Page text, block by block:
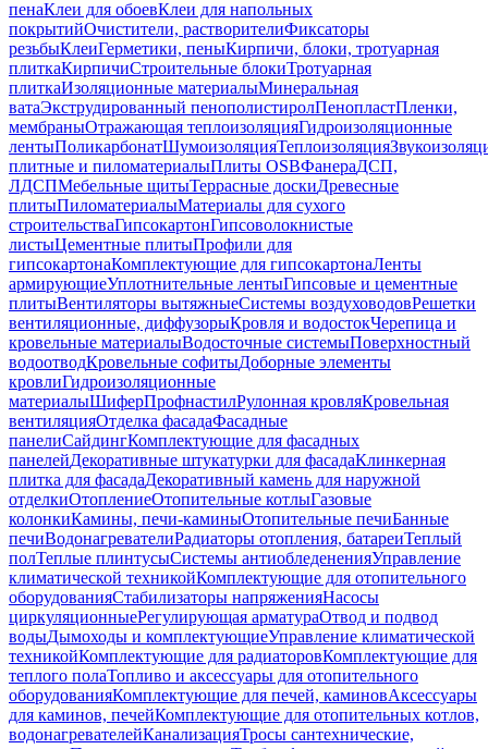
пенаКлеи для обоевКлеи для напольных
покрытийОчистители, растворителиФиксаторы
резьбыКлеиГерметики, пеныКирпичи, блоки, тротуарная
плиткаКирпичиСтроительные блокиТротуарная
плиткаИзоляционные материалыМинеральная
ватаЭкструдированный пенополистиролПенопластПленки,
мембраныОтражающая теплоизоляцияГидроизоляционные
лентыПоликарбонатШумоизоляцияТеплоизоляция
плитные и пиломатериалыПлиты OSBФанераДСП,
ЛДСПМебельные щитыТеррасные доскиДревесные
плитыПиломатериалыМатериалы для сухого
строительстваГипсокартонГипсоволокнистые
листыЦементные плитыПрофили для
гипсокартонаКомплектующие для гипсокартонаЛенты
армирующиеУплотнительные лентыГипсовые и цементные
плитыВентиляторы вытяжныеСистемы воздуховодовРешетки
вентиляционные, диффузорыКровля и водостокЧерепица и
кровельные материалыВодосточные системыПоверхностный
водоотводКровельные софитыДоборные элементы
кровлиГидроизоляционные
материалыШиферПрофнастилРулонная кровляКровельная
вентиляцияОтделка фасадаФасадные
панелиСайдингКомплектующие для фасадных
панелейДекоративные штукатурки для фасадаКлинкерная
плитка для фасадаДекоративный камень для наружной
отделкиОтоплениеОтопительные котлыГазовые
колонкиКамины, печи-каминыОтопительные печиБанные
печиВодонагревателиРадиаторы отопления, батареиТеплый
полТеплые плинтусыСистемы антиобледененияУправление
климатической техникойКомплектующие для отопительного
оборудованияСтабилизаторы напряженияНасосы
циркуляционныеРегулирующая арматураОтвод и подвод
водыДымоходы и комплектующиеУправление климатической
техникойКомплектующие для радиаторовКомплектующие для
теплого полаТопливо и аксессуары для отопительного
оборудованияКомплектующие для печей, каминовАксессуары
для каминов, печейКомплектующие для отопительных котлов,
водонагревателейКанализацияТросы сантехнические,